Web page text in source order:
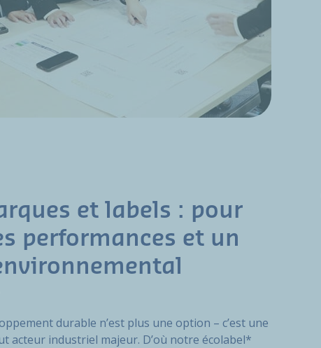
et labels : pour
performances et un
durable n’est plus une option – c’est une
acteur industriel majeur. D’où notre écolabel*